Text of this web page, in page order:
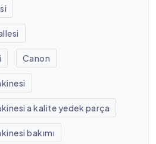
Canon
a kalite yedek parça
bakımı